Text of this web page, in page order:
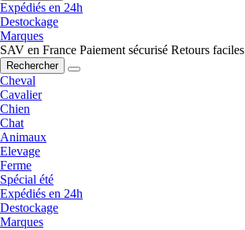
Expédiés en 24h
Destockage
Marques
SAV en France Paiement sécurisé Retours faciles
Rechercher
Cheval
Cavalier
Chien
Chat
Animaux
Elevage
Ferme
Spécial été
Expédiés en 24h
Destockage
Marques